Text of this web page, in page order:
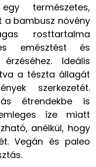
természetes,
a bambusz növény
rosttartalma
emésztést és
Ideális
a tészta állagát
szerkezetét.
étrendekbe is
íze miatt
anélkül, hogy
Vegán és paleo